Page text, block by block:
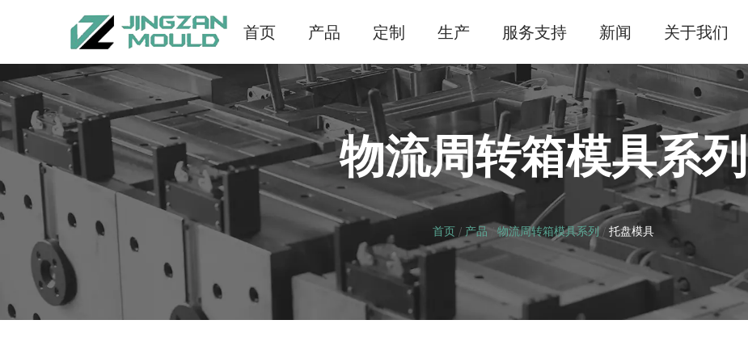
首页 产品 定制 生产 服务支持 新闻 关于我们
物流周转箱模具系列
首页 / 产品 物流周转箱模具系列/ 托盘模具